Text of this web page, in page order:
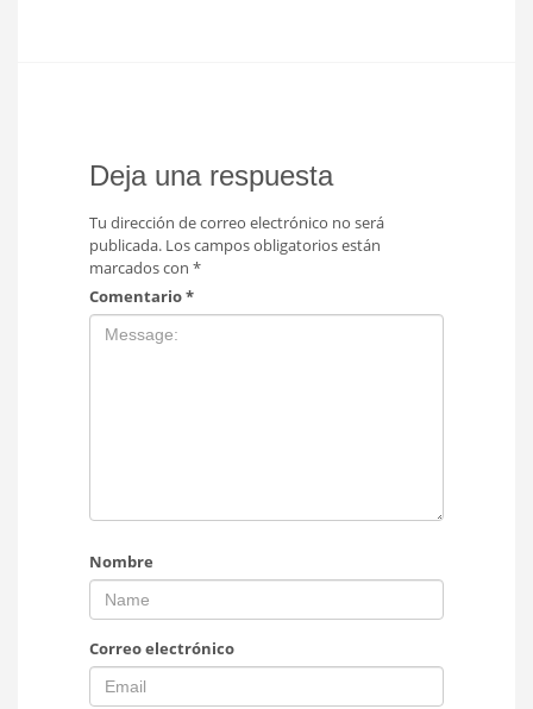
Deja una respuesta
Tu dirección de correo electrónico no será
publicada. Los campos obligatorios están
marcados con *
Comentario*
Nombre
Correo electrónico